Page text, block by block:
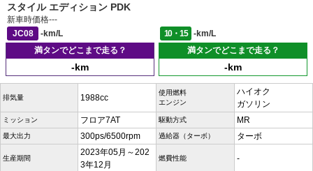
スタイル エディション PDK
新車時価格---
JC08
-km/L 10・15
-km/L
満タンでどこまで走る？
-km
満タンでどこまで走る？
-km
排気量 1988cc
使用燃料
エンジン
ハイオク
ガソリン
ミッション フロア7AT 駆動方式 MR
最大出力 300ps/6500rpm 過給器（ターボ） ターボ
生産期間
2023年05月～202
3年12月
燃費性能 -